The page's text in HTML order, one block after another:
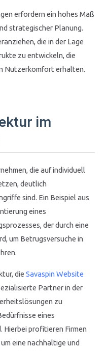
erfordern ein hohes Maß
strategischer Planung.
die in der Lage
zu entwickeln, die
Nutzerkomfort erhalten.
im
die auf individuell
deutlich
sind. Ein Beispiel aus
eines
der durch eine
um Betrugsversuche in
dieSavaspin Website
Partner in der
zu
eines
Hierbei profitieren Firmen
eine nachhaltige und